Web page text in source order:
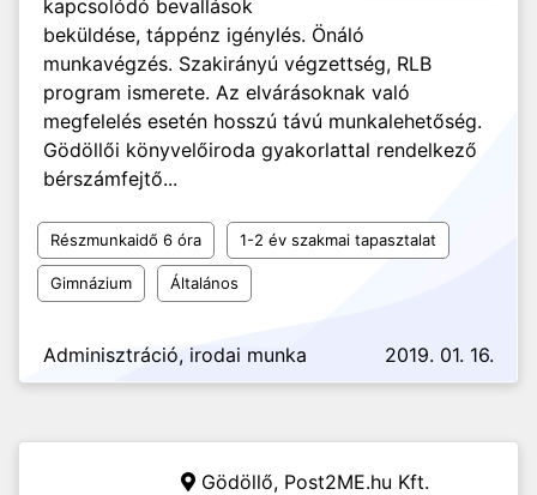
kapcsolódó bevallások
beküldése, táppénz igénylés. Önáló
munkavégzés. Szakirányú végzettség, RLB
program ismerete. Az elvárásoknak való
megfelelés esetén hosszú távú munkalehetőség.
Gödöllői könyvelőiroda gyakorlattal rendelkező
bérszámfejtő...
Részmunkaidő 6 óra 1-2 év szakmai tapasztalat
Gimnázium Általános
Adminisztráció, irodai munka 2019. 01. 16.
Gödöllő, Post2ME.hu Kft.